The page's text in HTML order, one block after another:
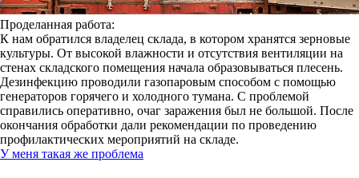
Проделанная работа:
К нам обратился владелец склада, в котором хранятся зерновые
культуры. От высокой влажности и отсутствия вентиляции на
стенах складского помещения начала образовываться плесень.
Дезинфекцию проводили газопаровым способом с помощью
генераторов горячего и холодного тумана. С проблемой
справились оперативно, очаг заражения был не большой. После
окончания обработки дали рекомендации по проведению
профилактических мероприятий на складе.
У меня такая же проблема